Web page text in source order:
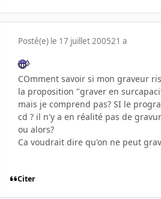
Posté(e) le 17 juillet 200521 a
COmment savoir si mon graveur
la proposition "graver en
mais je comprend pas? SI le
cd ? il n'y a en réalité pas de
ou alors?
Ca voudrait dire qu'on ne peut
Citer